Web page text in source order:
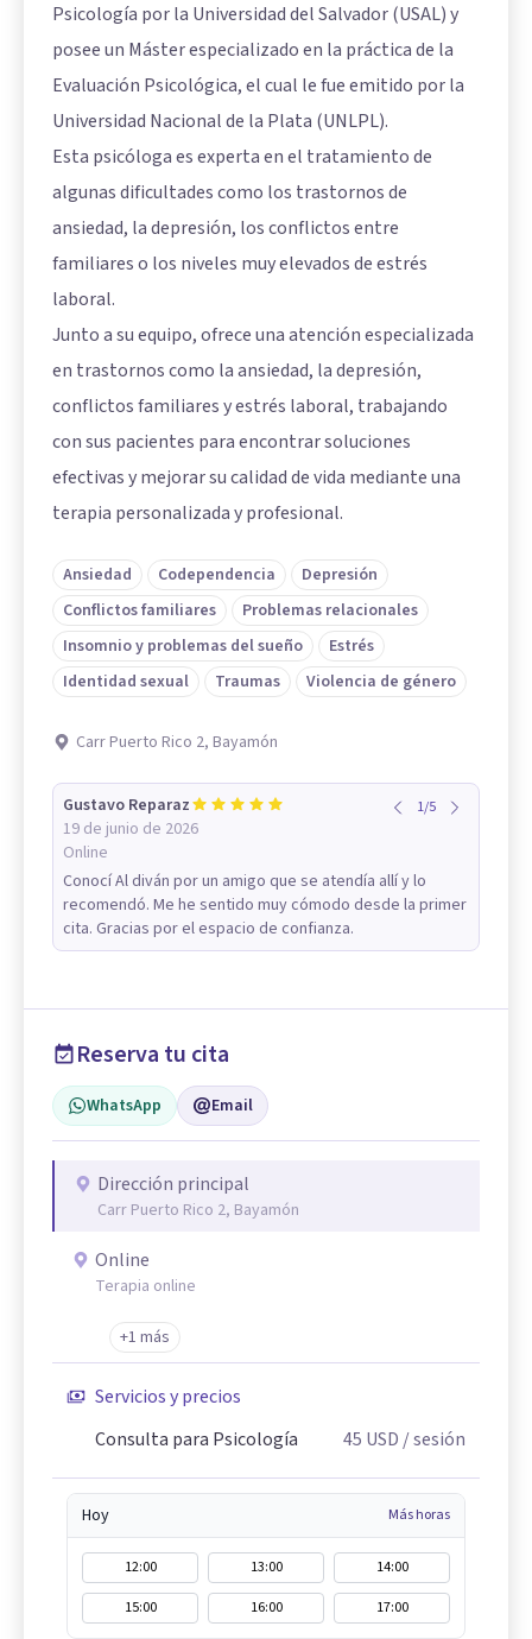
Psicología por la Universidad del Salvador (USAL) y
posee un Máster especializado en la práctica de la
Evaluación Psicológica, el cual le fue emitido por la
Universidad Nacional de la Plata (UNLPL).
Esta psicóloga es experta en el tratamiento de
algunas dificultades como los trastornos de
ansiedad, la depresión, los conflictos entre
familiares o los niveles muy elevados de estrés
laboral.
Junto a su equipo, ofrece una atención especializada
en trastornos como la ansiedad, la depresión,
conflictos familiares y estrés laboral, trabajando
con sus pacientes para encontrar soluciones
efectivas y mejorar su calidad de vida mediante una
terapia personalizada y profesional.
Ansiedad Codependencia
Depresión
Conflictos familiares
Problemas relacionales
Insomnio y problemas del sueño
Estrés
Identidad sexual
Traumas Violencia de género
Carr Puerto Rico 2, Bayamón
Gustavo Reparaz
19 de junio de 2026
Online
1/5
Conocí Al diván por un amigo que se atendía allí y lo
recomendó. Me he sentido muy cómodo desde la primer
cita. Gracias por el espacio de confianza.
Reserva tu cita
WhatsApp Email
Dirección principal
Carr Puerto Rico 2, Bayamón
Online
Terapia online
+1 más
Servicios y precios
Consulta para Psicología
45 USD / sesión
Hoy Más horas
12:00 13:00
14:00
15:00
16:00 17:00